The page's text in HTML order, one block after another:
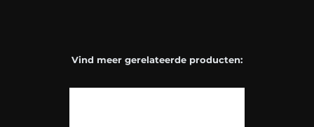
Vind meer gerelateerde producten: